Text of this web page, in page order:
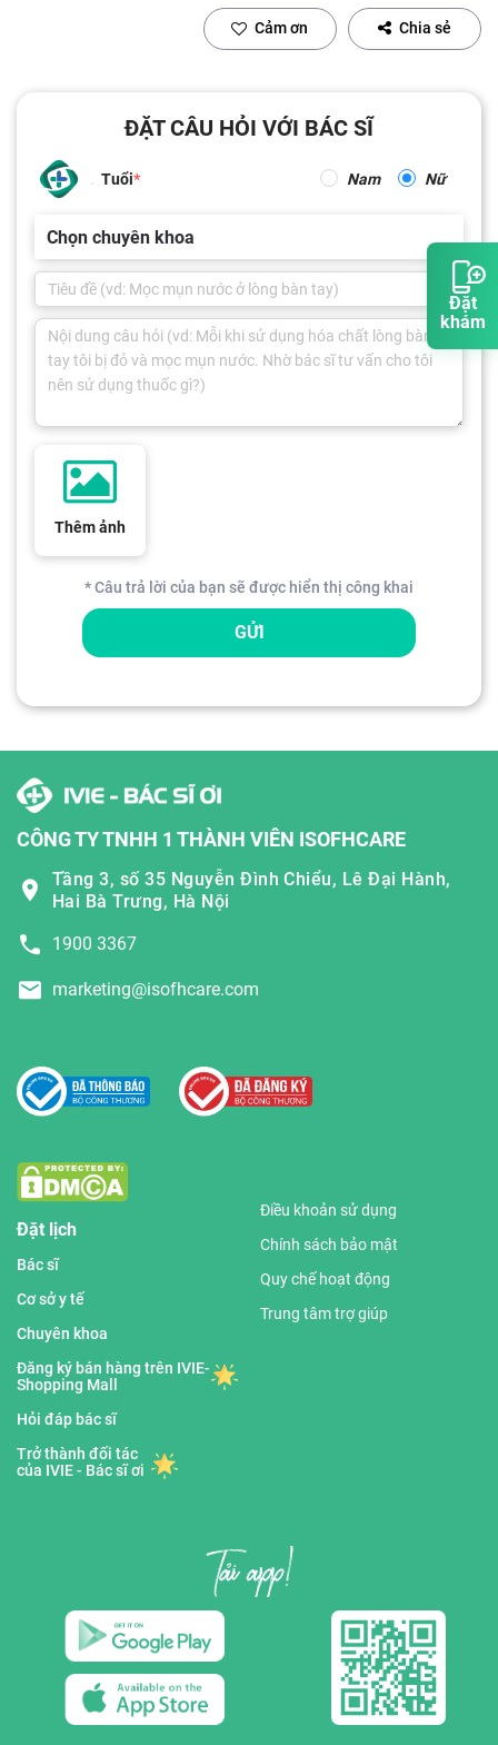
Đặt
khám
Cảm ơn Chia sẻ
ĐẶT CÂU HỎI VỚI BÁC SĨ
Tuổi Nam Nữ
Chọn chuyên khoa
Thêm ảnh
* Câu trả lời của bạn sẽ được hiển thị công khai
GỬI
CÔNG TY TNHH 1 THÀNH VIÊN ISOFHCARE
Tầng 3, số 35 Nguyễn Đình Chiểu, Lê Đại Hành,
Hai Bà Trưng, Hà Nội
1900 3367
marketing@isofhcare.com
Đặt lịch
Bác sĩ
Cơ sở y tế
Chuyên khoa
Đăng ký bán hàng trên IVIE-
Shopping Mall
Hỏi đáp bác sĩ
Trở thành đối tác
của IVIE - Bác sĩ ơi
Điều khoản sử dụng
Chính sách bảo mật
Quy chế hoạt động
Trung tâm trợ giúp